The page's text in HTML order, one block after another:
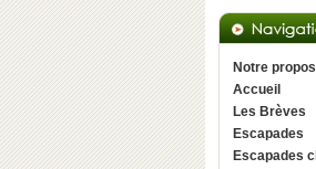
Notre propos
Accueil
Les Brèves
Escapades